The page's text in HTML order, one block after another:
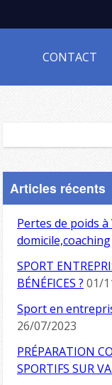
CONTACT
Articles récents
Pertes de poids à
domicile,coaching
SPORT
BÉNÉFICES ? 01/
Sport en
26/07/2023
PRÉPARATION
SPORTIFS SUR